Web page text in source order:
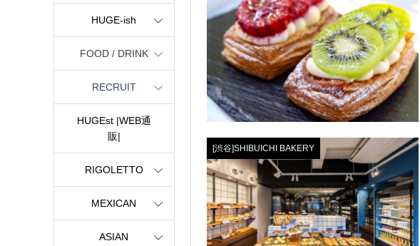
[渋谷]SHIBUICHI BAKERY
HUGE-ish
FOOD / DRINK
RECRUIT
HUGEst |WEB通
販|
RIGOLETTO
MEXICAN
ASIAN